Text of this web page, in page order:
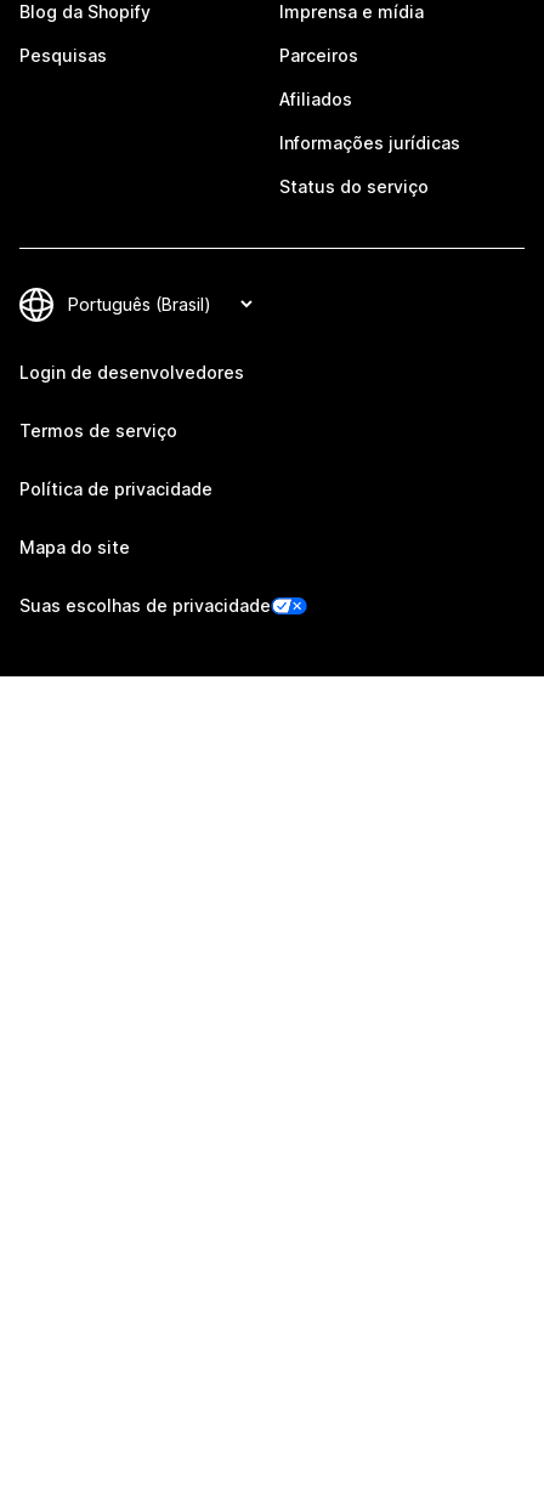
Blog da Shopify
Pesquisas
Imprensa e mídia
Parceiros
Afiliados
Informações jurídicas
Status do serviço
Login de desenvolvedores
Termos de serviço
Política de privacidade
Mapa do site
Suas escolhas de privacidade